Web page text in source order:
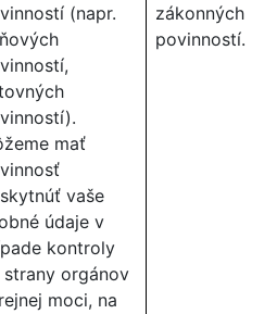
(napr.
mať
vaše
údaje v
kontroly
strany orgánov
moci, na
zákonných
povinností.